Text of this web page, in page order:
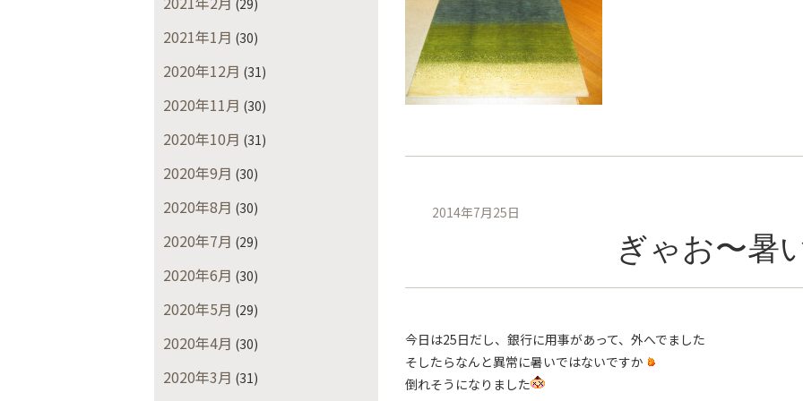
(29)
2021年1月 (30)
2020年12月 (31)
2020年11月 (30)
2020年10月 (31)
2020年9月 (30)
2020年8月 (30)
2020年7月 (29)
2020年6月 (30)
2020年5月 (29)
2020年4月 (30)
2020年3月 (31)
2014年7月25日
ぎゃお〜暑
今日は25日だし、銀行に用事があって、外へでました
そしたらなんと異常に暑いではないですか
倒れそうになりました